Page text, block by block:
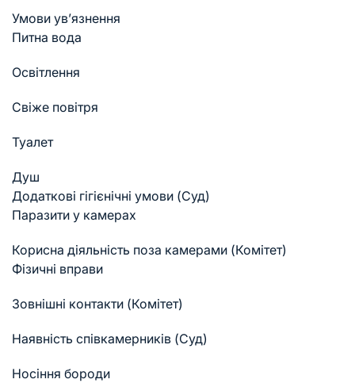
Умови ув’язнення
Питна вода
Освітлення
Свіже повітря
Туалет
Душ
Додаткові гігієнічні умови (Суд)
Паразити у камерах
Корисна діяльність поза камерами (Комітет)
Фізичні вправи
Зовнішні контакти (Комітет)
Наявність співкамерників (Суд)
Носіння бороди